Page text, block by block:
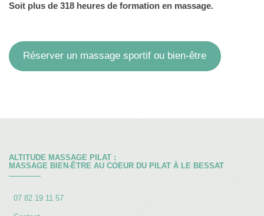
Soit plus de 318 heures de formation en massage.
Réserver un massage sportif ou bien-être
ALTITUDE MASSAGE PILAT :
MASSAGE BIEN-ÊTRE AU COEUR DU PILAT À LE BESSAT
07 82 19 11 57